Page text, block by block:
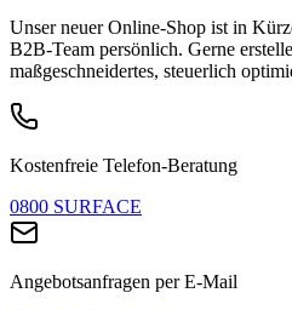
Unser neuer Online-Shop ist in
B2B-Team persönlich. Gerne
maßgeschneidertes, steuerlich
Kostenfreie Telefon-Beratung
0800 SURFACE
Angebotsanfragen per E-Mail